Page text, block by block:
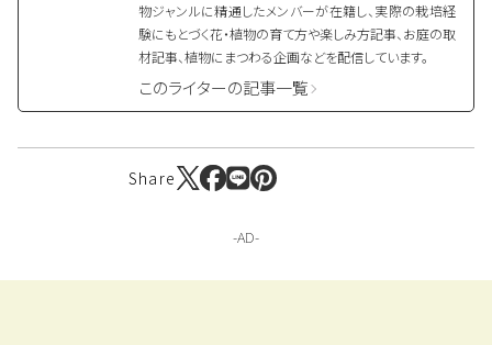
物ジャンルに精通したメンバーが在籍し、実際の栽培経
験にもとづく花・植物の育て方や楽しみ方記事、お庭の取
材記事、植物にまつわる企画などを配信しています。
このライターの記事一覧
Share